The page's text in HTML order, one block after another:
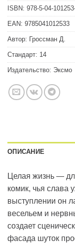
ISBN: 978-5-04-
EAN: 9785041012533
Автор: Гроссман Д.
Стандарт: 14
Издательство: Эксмо
ОПИСАНИЕ
Целая жизнь —
комик, чья слава
выступлении он
весельем и
создает
фасада шуток